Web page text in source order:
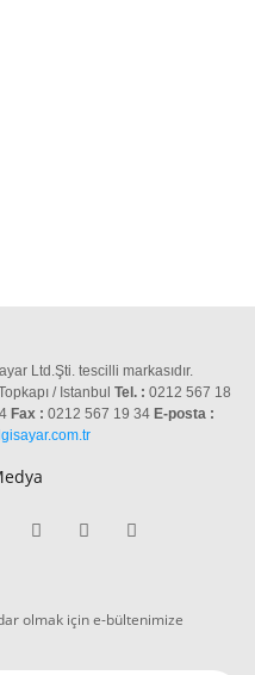
Ltd.Şti. tescilli markasıdır.
/ Istanbul Tel. : 0212 567 18
Fax : 0212 567 19 34 E-posta :
olmak için e-bültenimize